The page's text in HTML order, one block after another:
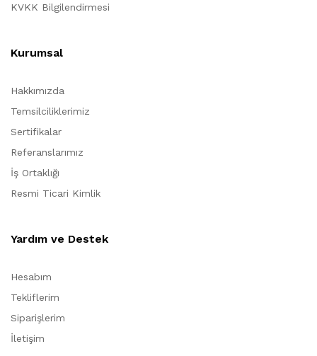
KVKK Bilgilendirmesi
Kurumsal
Hakkımızda
Temsilciliklerimiz
Sertifikalar
Referanslarımız
İş Ortaklığı
Resmi Ticari Kimlik
Yardım ve Destek
Hesabım
Tekliflerim
Siparişlerim
İletişim